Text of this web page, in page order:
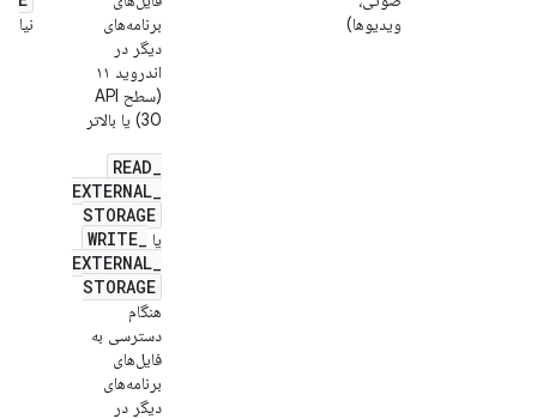
ویدیوها)
برنامه‌های
دیگر در
اندروید ۱۱
(سطح API
30) یا بالاتر
READ_
EXTERNAL_
STORAGE
یا WRITE_
EXTERNAL_
STORAGE
هنگام
دسترسی به
فایل‌های
برنامه‌های
دیگر در
نیاز